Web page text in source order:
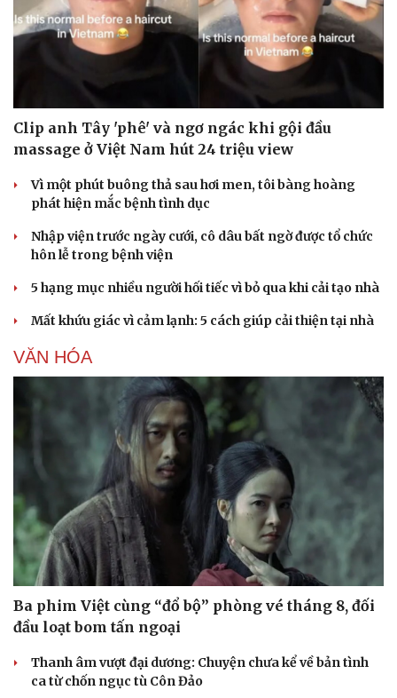
Clip anh Tây 'phê' và ngơ ngác khi gội đầu
massage ở Việt Nam hút 24 triệu view
Vì một phút buông thả sau hơi men, tôi bàng hoàng
phát hiện mắc bệnh tình dục
Nhập viện trước ngày cưới, cô dâu bất ngờ được tổ chức
hôn lễ trong bệnh viện
5 hạng mục nhiều người hối tiếc vì bỏ qua khi cải tạo nhà
Mất khứu giác vì cảm lạnh: 5 cách giúp cải thiện tại nhà
VĂN HÓA
Ba phim Việt cùng “đổ bộ” phòng vé tháng 8, đối
đầu loạt bom tấn ngoại
Thanh âm vượt đại dương: Chuyện chưa kể về bản tình
ca từ chốn ngục tù Côn Đảo